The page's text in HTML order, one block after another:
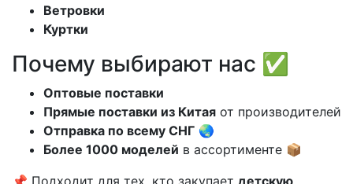
Ветровки
Куртки
Почему выбирают нас ✅
Оптовые поставки
Прямые поставки из Китая от производителей
Отправка по всему СНГ 🌏
Более 1000 моделей в ассортименте 📦
📌 Подходит для тех, кто закупает детскую